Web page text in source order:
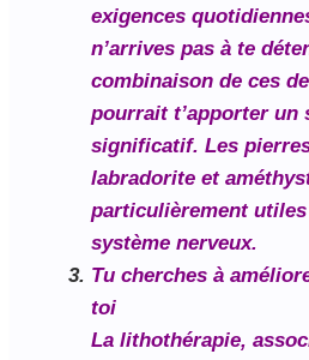
exigences
n’arrives pas à te
combinaison de ces
pourrait t’apporter un
significatif. Les
labradorite et
particulièrement
système nerveux.
Tu cherches à
toi
La lithothérapie,